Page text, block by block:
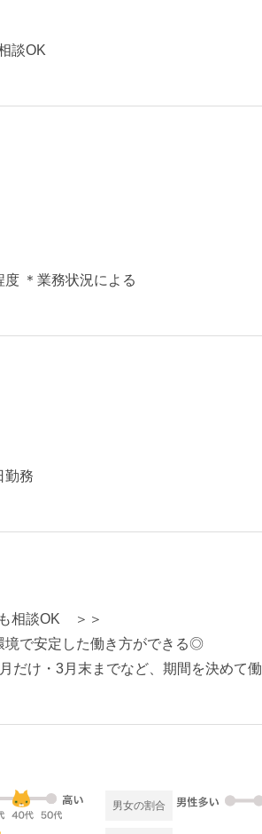
談OK
＊業務状況による
務
相談OK ＞＞
で安定した働き方ができる◎
だけ・3月末までなど、期間を決めて
男女の割合